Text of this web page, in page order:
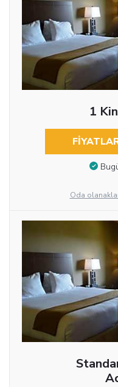
1
Oda